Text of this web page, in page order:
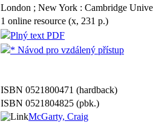
London ; New York : Cambridge
1 online resource (x, 231 p.)
Plný text PDF
* Návod pro vzdálený přístup
ISBN 0521800471 (hardback)
ISBN 0521804825 (pbk.)
McGarty, Craig